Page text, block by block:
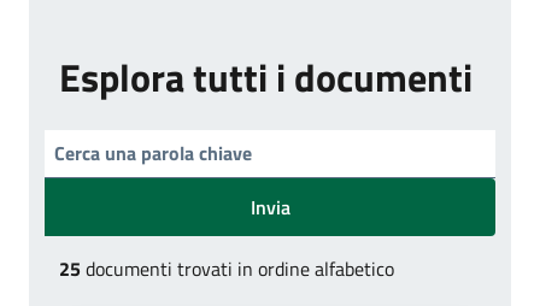
Esplora tutti i documenti
Invia
25documenti trovati in ordine alfabetico